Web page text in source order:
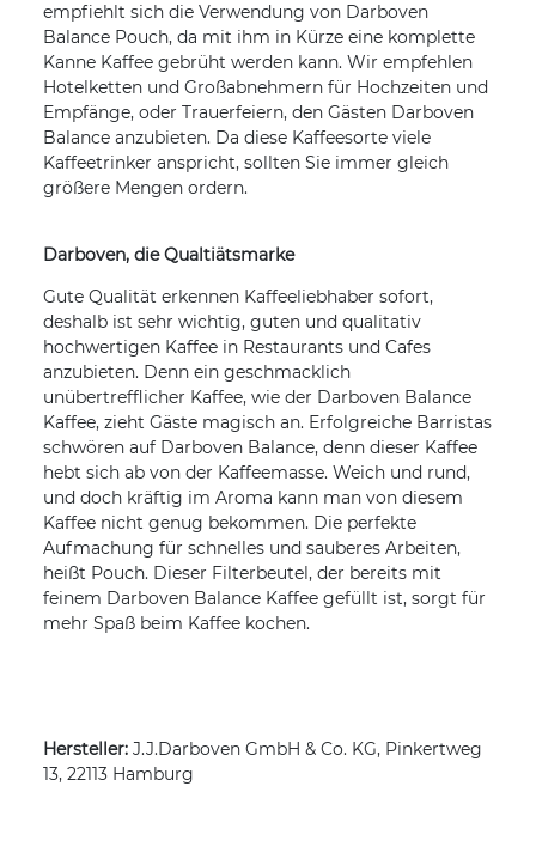
empfiehlt sich die Verwendung von Darboven
Balance Pouch, da mit ihm in Kürze eine komplette
Kanne Kaffee gebrüht werden kann. Wir empfehlen
Hotelketten und Großabnehmern für Hochzeiten und
Empfänge, oder Trauerfeiern, den Gästen Darboven
Balance anzubieten. Da diese Kaffeesorte viele
Kaffeetrinker anspricht, sollten Sie immer gleich
größere Mengen ordern.
Darboven, die Qualtiätsmarke
Gute Qualität erkennen Kaffeeliebhaber sofort,
deshalb ist sehr wichtig, guten und qualitativ
hochwertigen Kaffee in Restaurants und Cafes
anzubieten. Denn ein geschmacklich
unübertrefflicher Kaffee, wie der Darboven Balance
Kaffee, zieht Gäste magisch an. Erfolgreiche Barristas
schwören auf Darboven Balance, denn dieser Kaffee
hebt sich ab von der Kaffeemasse. Weich und rund,
und doch kräftig im Aroma kann man von diesem
Kaffee nicht genug bekommen. Die perfekte
Aufmachung für schnelles und sauberes Arbeiten,
heißt Pouch. Dieser Filterbeutel, der bereits mit
feinem Darboven Balance Kaffee gefüllt ist, sorgt für
mehr Spaß beim Kaffee kochen.
Hersteller: J.J.Darboven GmbH & Co. KG, Pinkertweg
13, 22113 Hamburg